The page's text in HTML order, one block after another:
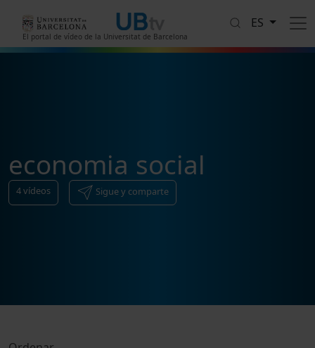
El portal de vídeo de la Universitat de Barcelona
ES
economia social
4vídeos Sigue y comparte